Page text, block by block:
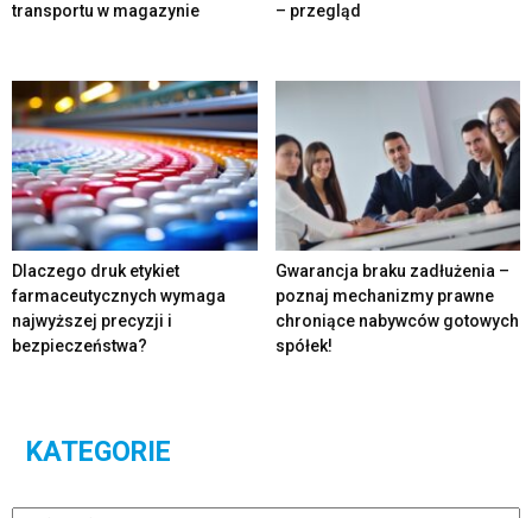
transportu w magazynie
– przegląd
Dlaczego druk etykiet
farmaceutycznych wymaga
najwyższej precyzji i
bezpieczeństwa?
Gwarancja braku zadłużenia –
poznaj mechanizmy prawne
chroniące nabywców gotowych
spółek!
KATEGORIE
Kategorie